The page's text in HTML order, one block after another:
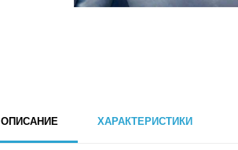
ОПИСАНИЕ ХАРАКТЕРИСТИКИ